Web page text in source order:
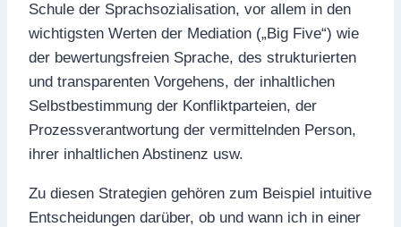
Schule der Sprachsozialisation, vor allem in den
wichtigsten Werten der Mediation („Big Five“) wie
der bewertungsfreien Sprache, des strukturierten
und transparenten Vorgehens, der inhaltlichen
Selbstbestimmung der Konfliktparteien, der
Prozessverantwortung der vermittelnden Person,
ihrer inhaltlichen Abstinenz usw.
Zu diesen Strategien gehören zum Beispiel intuitive
Entscheidungen darüber, ob und wann ich in einer